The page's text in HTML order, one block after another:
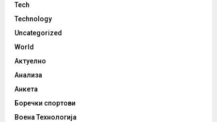
Tech
Technology
Uncategorized
World
Актуелно
Анализа
Анкета
Боречки спортови
Воена Технологија